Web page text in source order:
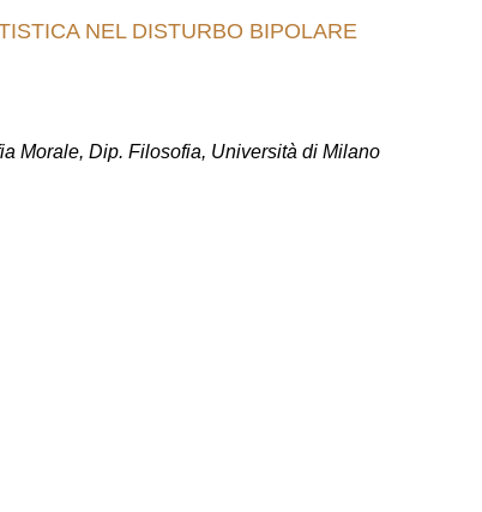
NEL DISTURBO BIPOLARE
Morale, Dip. Filosofia, Università di Milano